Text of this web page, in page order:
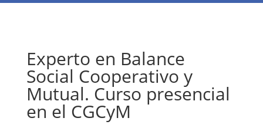
Experto en Balance
Social Cooperativo y
Mutual. Curso presencial
en el CGCyM